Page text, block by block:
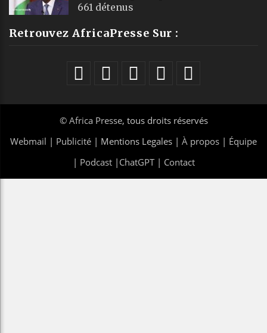
661 détenus
Retrouvez AfricaPresse Sur :
© Africa Presse, tous droits réservés
Webmail | Publicité | Mentions Legales | À propos | Équipe
| Podcast| ChatGPT| Contact